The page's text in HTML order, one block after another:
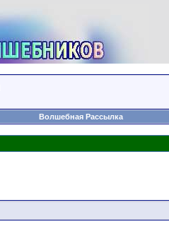
Волшебная Рассылка